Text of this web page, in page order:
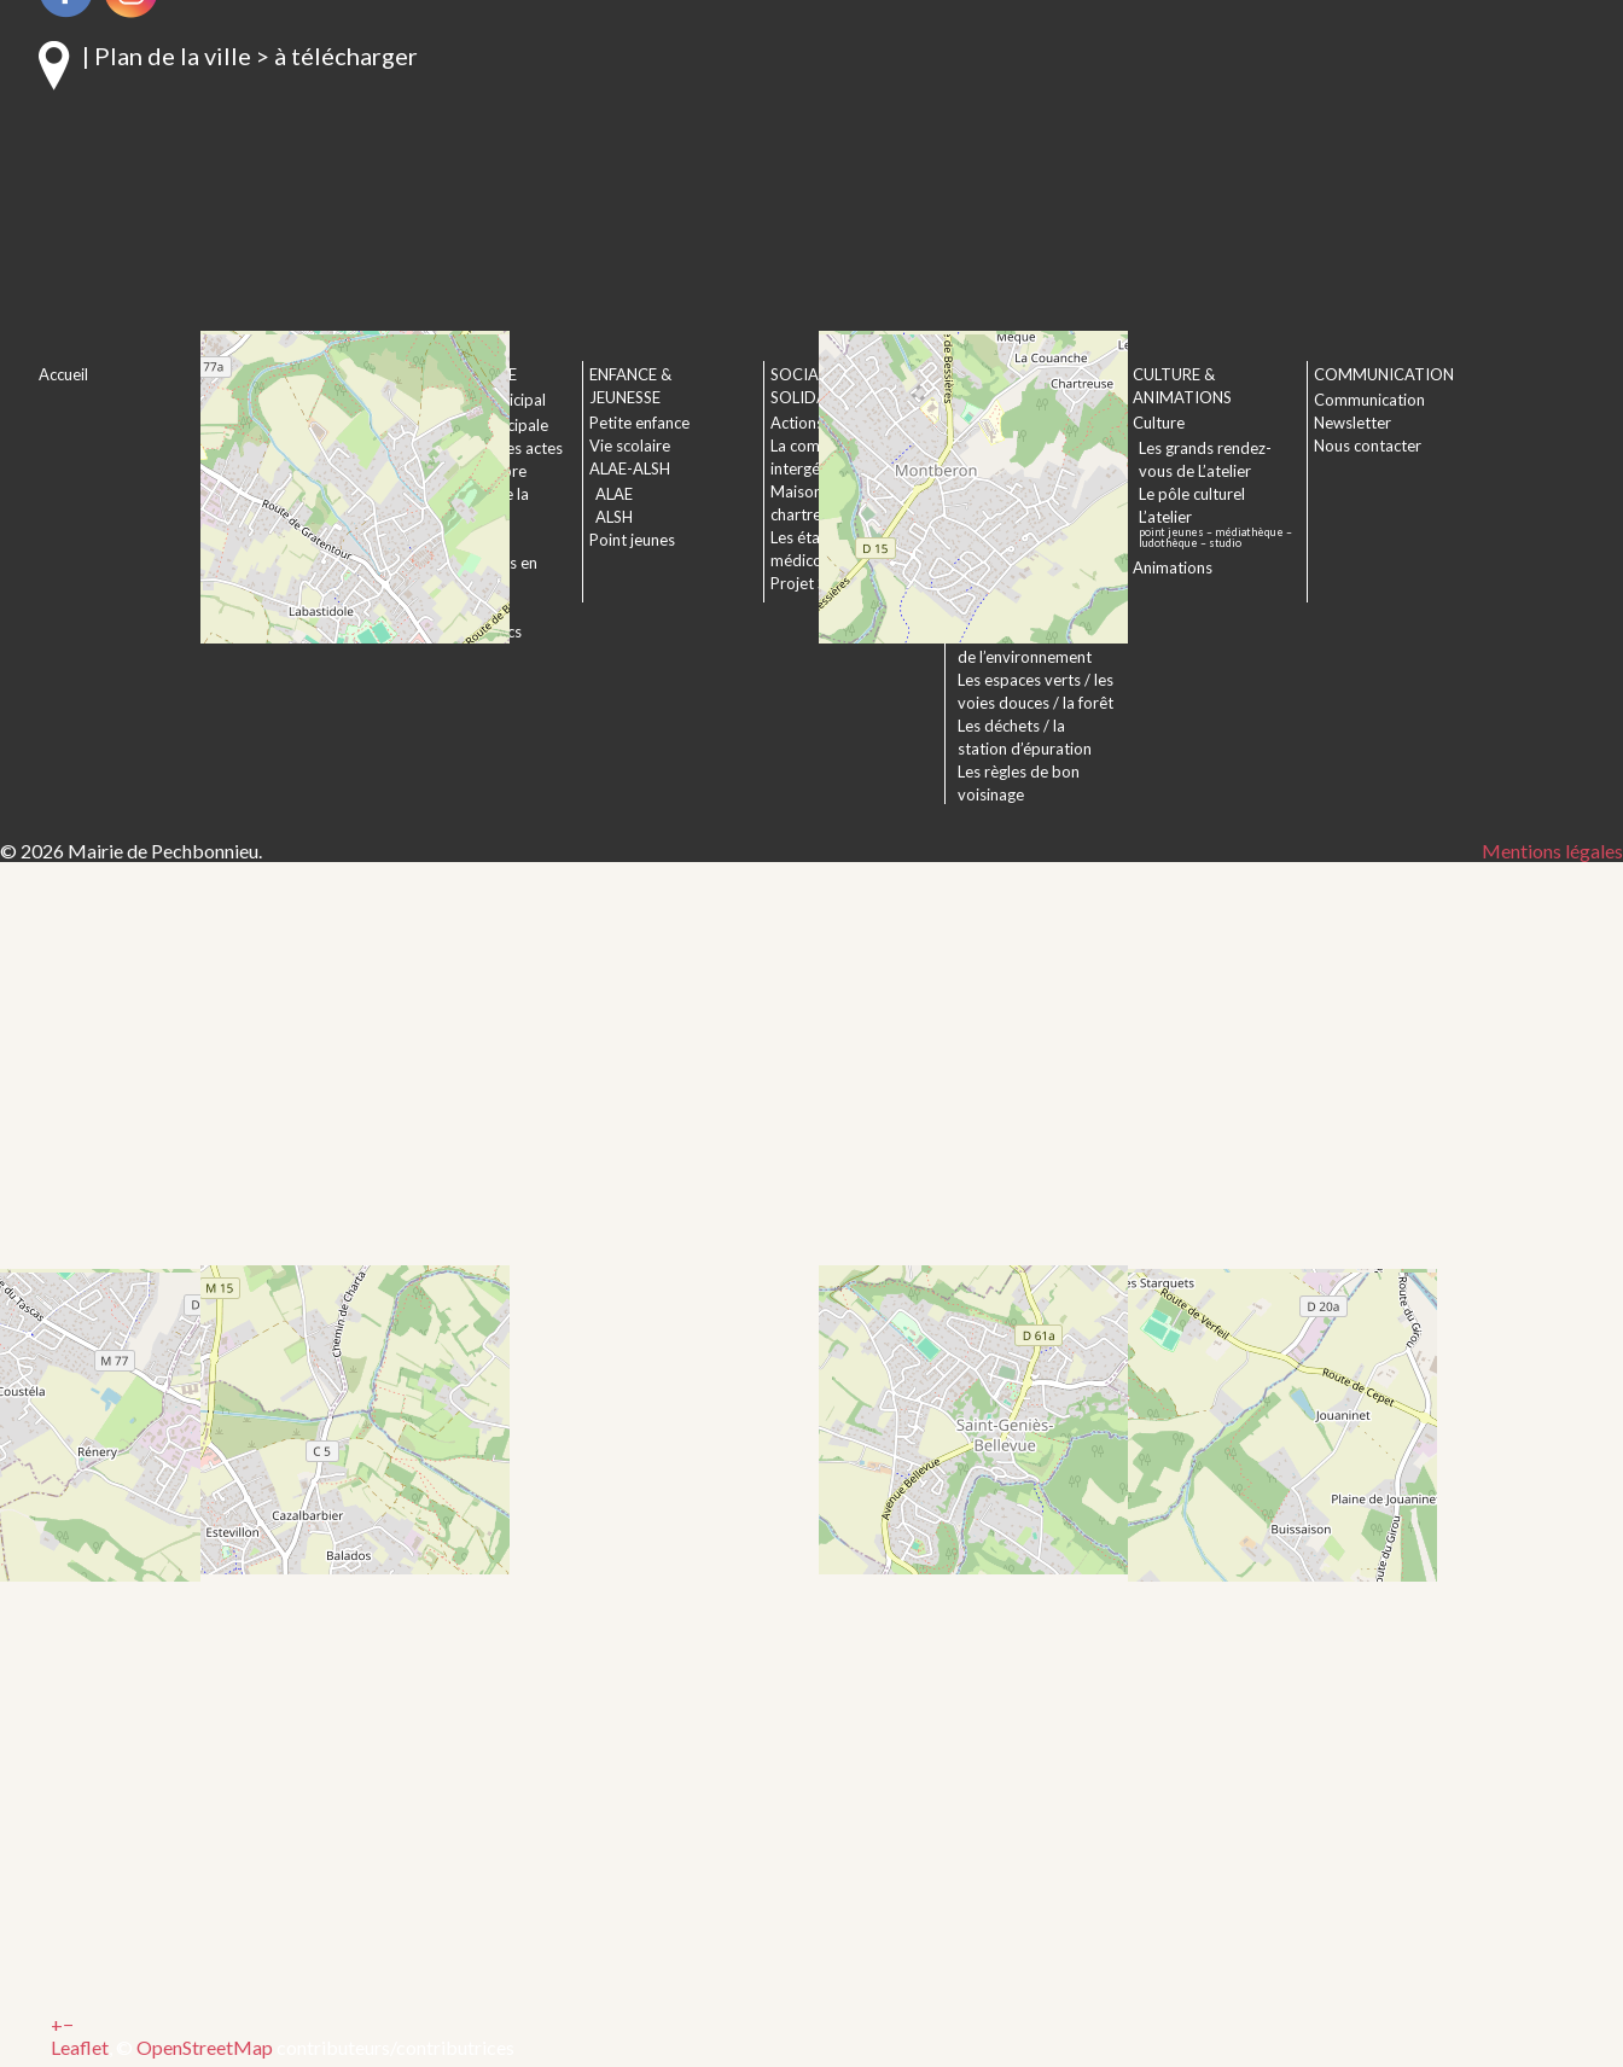
| Plan de la ville > à télécharger
+−
Leaflet
OpenStreetMap
Accueil
VOTRE VILLE
Bienvenue à
Pechbonnieu
Plan d’accès et
transports
Vie associative
Vie économique
Sécurité Prévention
Contacts utiles
VOTRE MAIRIE
Le conseil municipal
L’équipe municipale
Publication des actes
Expression libre
Les services de la
mairie
Démarches
administratives en
ligne
Formulaires
Marchés publics
ENFANCE &
JEUNESSE
Petite enfance
Vie scolaire
ALAE-ALSH
ALAE
ALSH
Point jeunes
SOCIAL &
SOLIDARITÉ
Actions municipales
La commission
intergénérationnelle
Maison de retraite La
chartreuse
Les établissements
médico-sociaux
Projet Se Canto
URBANISME &
ENVIRONNEMENT
Urbanisme
Le service urbanisme
Déposer un dossier
Le droit applicable à
Pechbonnieu
Déploiement de la
fibre optique
Environnement
La Charte
Les actions en faveur
de l’environnement
Les espaces verts / les
voies douces / la forêt
Les déchets / la
station d’épuration
Les règles de bon
voisinage
CULTURE &
ANIMATIONS
Culture
Les grands rendez-
vous de L’atelier
Le pôle culturel
L’atelier
point jeunes – médiathèque –
ludothèque – studio
Animations
COMMUNICATION
Communication
Newsletter
Nous contacter
© 2026 Mairie de Pechbonnieu. Mentions légales